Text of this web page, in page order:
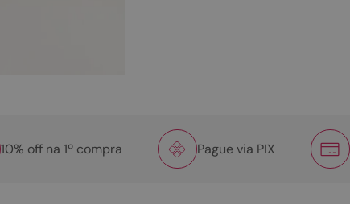
10% off na 1º compra Pague via PIX